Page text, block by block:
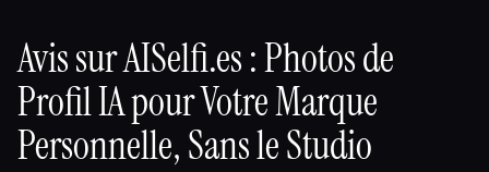
💻 Développeurs 📈
🎓Étudiants 🎬Créateurs
Avis sur AISelfi.es : Photos de
Profil IA pour Votre Marque
Personnelle, Sans le Studio